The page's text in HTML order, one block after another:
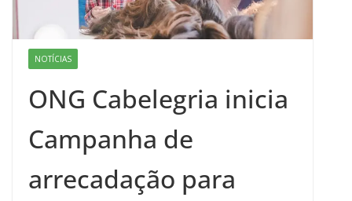
NOTÍCIAS
ONG Cabelegria inicia
Campanha de
arrecadação para